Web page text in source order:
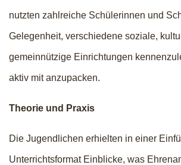
nutzten zahlreiche Schülerinnen und
Gelegenheit, verschiedene soziale,
gemeinnützige Einrichtungen
aktiv mit anzupacken.
Theorie und Praxis
Die Jugendlichen erhielten in einer
Unterrichtsformat Einblicke, was